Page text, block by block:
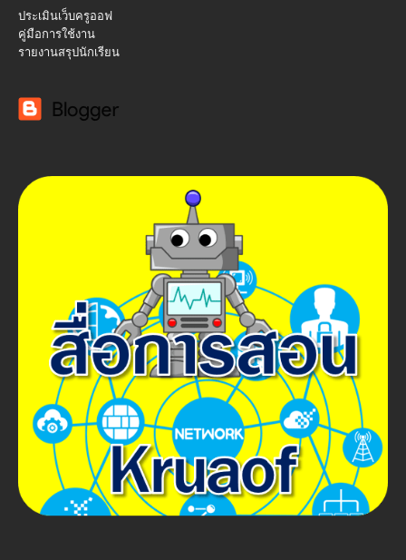
ประเมินเว็บครูออฟ
คู่มือการใช้งาน
รายงานสรุปนักเรียน